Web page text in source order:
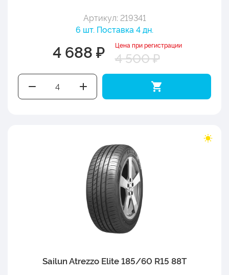
Артикул: 219341
6 шт. Поставка 4 дн.
4 688 ₽ Цена при регистрации
4 500 ₽
Sailun Atrezzo Elite 185/60 R15 88T